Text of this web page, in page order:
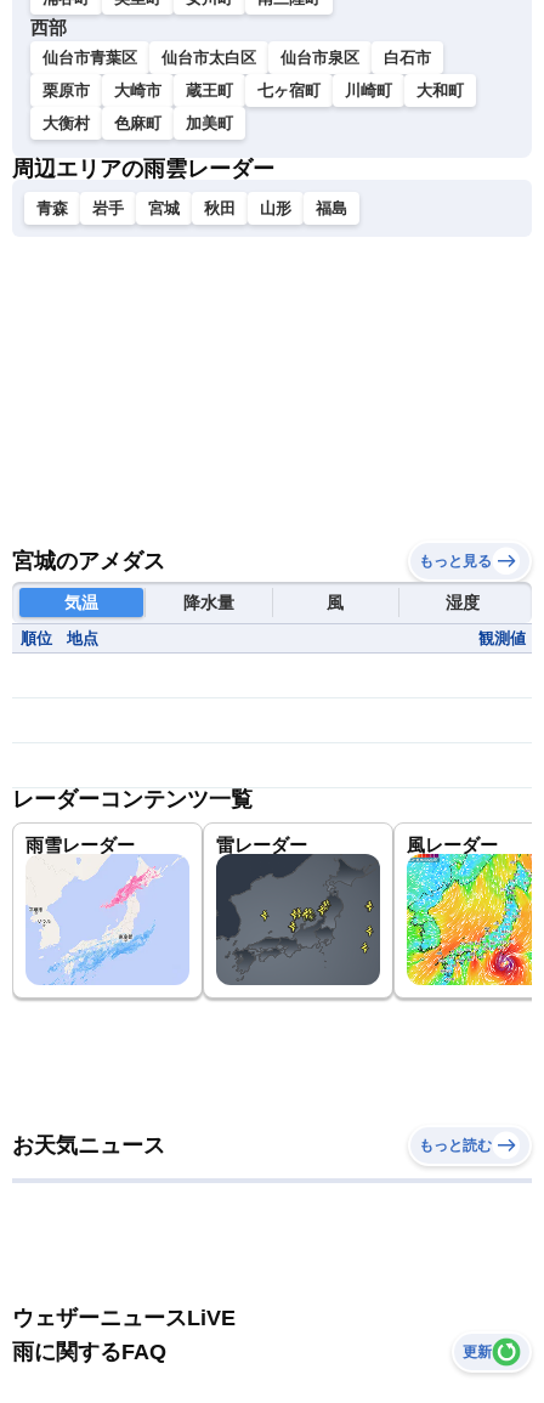
西部
仙台市青葉区 仙台市太白区 仙台市泉区
白石市
栗原市
大崎市 蔵王町 七ヶ宿町 川崎町
大和町
大衡村
色麻町 加美町
周辺エリアの雨雲レーダー
青森 岩手 宮城 秋田 山形 福島
宮城のアメダス もっと見る
気温 降水量 風 湿度
順位 地点 観測値
レーダーコンテンツ一覧
雨雪レーダー 雷レーダー 風レーダー
お天気ニュース もっと読む
ウェザーニュースLiVE
雨に関するFAQ
更新